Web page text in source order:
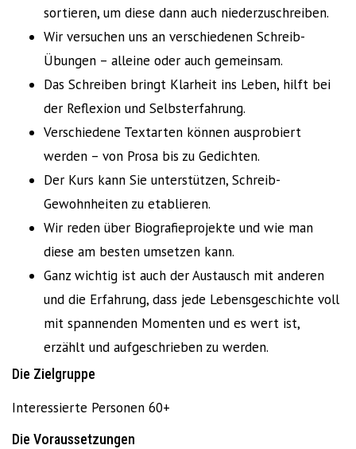
sortieren, um diese dann auch niederzuschreiben.
Wir versuchen uns an verschiedenen Schreib-
Übungen – alleine oder auch gemeinsam.
Das Schreiben bringt Klarheit ins Leben, hilft bei
der Reflexion und Selbsterfahrung.
Verschiedene Textarten können ausprobiert
werden – von Prosa bis zu Gedichten.
Der Kurs kann Sie unterstützen, Schreib-
Gewohnheiten zu etablieren.
Wir reden über Biografieprojekte und wie man
diese am besten umsetzen kann.
Ganz wichtig ist auch der Austausch mit anderen
und die Erfahrung, dass jede Lebensgeschichte voll
mit spannenden Momenten und es wert ist,
erzählt und aufgeschrieben zu werden.
Die Zielgruppe
Interessierte Personen 60+
Die Voraussetzungen